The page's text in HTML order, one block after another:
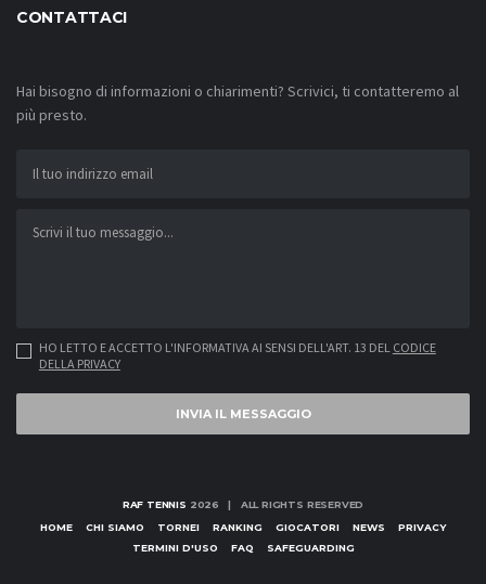
CONTATTACI
Hai bisogno di informazioni o chiarimenti? Scrivici, ti contatteremo al
più presto.
HO LETTO E ACCETTO L'INFORMATIVA AI SENSI DELL'ART. 13 DEL CODICE
DELLA PRIVACY
INVIA IL MESSAGGIO
RAF TENNIS 2026 | ALL RIGHTS RESERVED
HOME
CHI SIAMO TORNEI RANKING GIOCATORI NEWS
PRIVACY
TERMINI D'USO
FAQ SAFEGUARDING